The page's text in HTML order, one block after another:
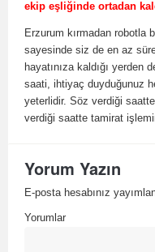
ekip eşliğinde ortadan
Erzurum kırmadan robotla
sayesinde siz de en az
hayatınıza kaldığı
saati, ihtiyaç duyduğunuz
yeterlidir. Söz verdiği
verdiği saatte tamirat
Yorum Yazın
E-posta hesabınız
Yorumlar